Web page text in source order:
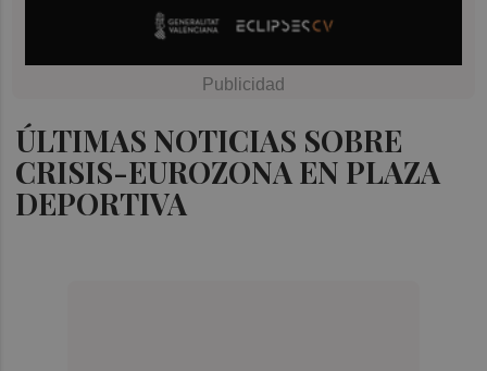
ÚLTIMAS NOTICIAS SOBRE
CRISIS-EUROZONA EN PLAZA
DEPORTIVA